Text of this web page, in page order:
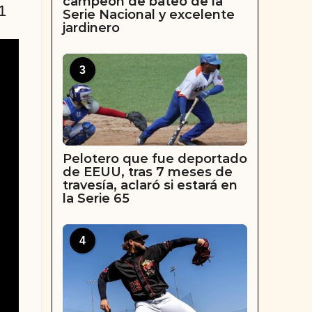
Serie Nacional y excelente
jardinero
3
Pelotero que fue deportado
de EEUU, tras 7 meses de
travesía, aclaró si estará en
la Serie 65
4